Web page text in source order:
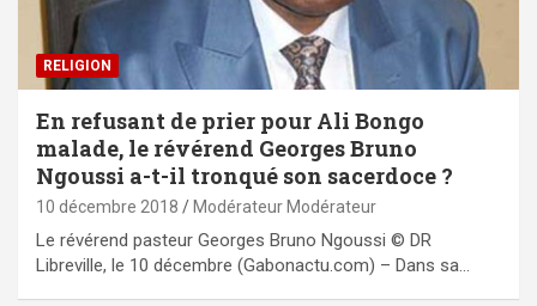
RELIGION
En refusant de prier pour Ali Bongo
malade, le révérend Georges Bruno
Ngoussi a-t-il tronqué son sacerdoce ?
10 décembre 2018 Modérateur Modérateur
Le révérend pasteur Georges Bruno Ngoussi © DR
Libreville, le 10 décembre (Gabonactu.com) – Dans sa…